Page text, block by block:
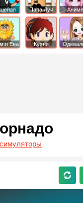
из
и Ева
Папа Луи Аниме
Кухня